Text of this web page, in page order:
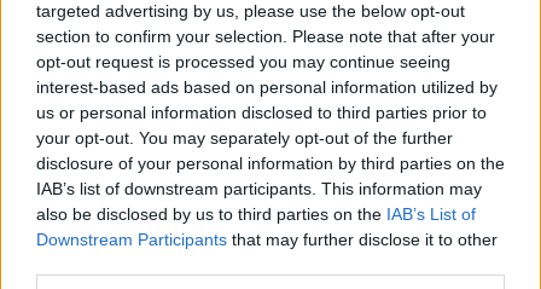
targeted advertising by us, please use the below opt-out
section to confirm your selection. Please note that after your
opt-out request is processed you may continue seeing
interest-based ads based on personal information utilized by
us or personal information disclosed to third parties prior to
your opt-out. You may separately opt-out of the further
disclosure of your personal information by third parties on the
IAB’s list of downstream participants. This information may
also be disclosed by us to third parties on the IAB’s List of
Downstream Participants that may further disclose it to other
Cherestea confiscată la un control de rutină. Polițiștii SPR Vadu
Moldovei l-au amendat pe șofer cu 6.000 de lei
01.07.2020 0 4266
Oamenii legii desfășoară zilnic acțiuni de verificare în traficul rutier. Pe
lângă vitezomani și conducători auto aflați sub influența băuturilor
alcoolice, în zona Fălticeni șoferii de autotrenuri și camioane sunt vizați
în controale pentru depistarea transporturilor ilegale de masă lemnoasă
sau de material lemnos...